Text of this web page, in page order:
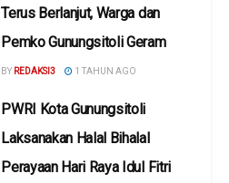
Terus Berlanjut, Warga dan
Pemko Gunungsitoli Geram
BY REDAKSI3 1 TAHUN AGO
PWRI Kota Gunungsitoli
Laksanakan Halal Bihalal
Perayaan Hari Raya Idul Fitri